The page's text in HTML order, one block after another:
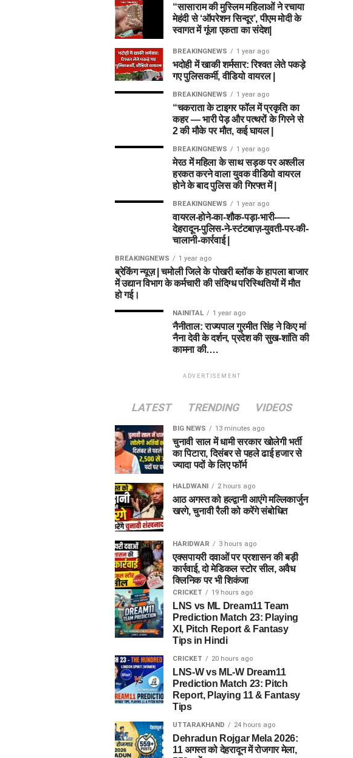
“सासाराम की मुस्लिम महिलाओं ने रचाया
मेहंदी से ‘ऑपरेशन सिन्दूर’, पीएम मोदी के
स्वागत में गूंजा एकता का संदेश|
BREAKINGNEWS 1 year ago
भदोही में खाकी शर्मसार: रिश्वत लेते पकड़े
गए पुलिसकर्मी, वीडियो वायरल |
BREAKINGNEWS 1 year ago
“चकराता के टाइगर फॉल में प्रकृति का
कहर — भारी पेड़ और पत्थरों के गिरने से
2 की मौके पर मौत, कई घायल |
BREAKINGNEWS 1 year ago
मेरठ में महिला के साथ सड़क पर अश्लील
हरकत करने वाला युवक वीडियो वायरल
होने के बाद पुलिस की गिरफ्त में |
BREAKINGNEWS 1 year ago
वायरल-होने-का-शौक-पड़ा-भारी-—-
देहरादून-पुलिस-ने-स्टंटबाज़-युवती-पर-की-
चालानी-कार्रवाई |
BREAKINGNEWS 1 year ago
ब्रेकिंग न्यूज़ | चमोली जिले के पोखरी ब्लॉक के हापला बाजार
में उद्यान विभाग के कर्मचारी की संदिग्ध परिस्थितियों में मौत
हो गई।
NAINITAL 1 year ago
नैनीताल: राज्यपाल गुरमीत सिंह ने किए मां
नैना देवी के दर्शन, प्रदेश की सुख-शांति की
कामना की….
ADVERTISEMENT
LATEST TRENDING VIDEOS
BIG NEWS 13 minutes ago
चुनावी साल में धामी सरकार खोलेगी भर्ती
का पिटारा, दिसंबर से पहले ढाई हजार से
ज्यादा पदों के लिए फॉर्म
HALDWANI 2 hours ago
आठ अगस्त को हल्द्वानी आएंगे मल्लिकार्जुन
खरगे, चुनावी रैली को करेंगे संबोधित
HARIDWAR 3 hours ago
एक्सपायरी दवाओं पर प्रशासन की बड़ी
कार्रवाई, दो मेडिकल स्टोर सील, अवैध
क्लिनिक पर भी शिकंजा
CRICKET 19 hours ago
LNS vs ML Dream11 Team
Prediction Match 23: Playing
XI, Pitch Report & Fantasy
Tips in Hindi
CRICKET 20 hours ago
LNS-W vs ML-W Dream11
Prediction Match 23: Pitch
Report, Playing 11 & Fantasy
Tips
UTTARAKHAND 24 hours ago
Dehradun Rojgar Mela 2026:
11 अगस्त को देहरादून में रोजगार मेला,